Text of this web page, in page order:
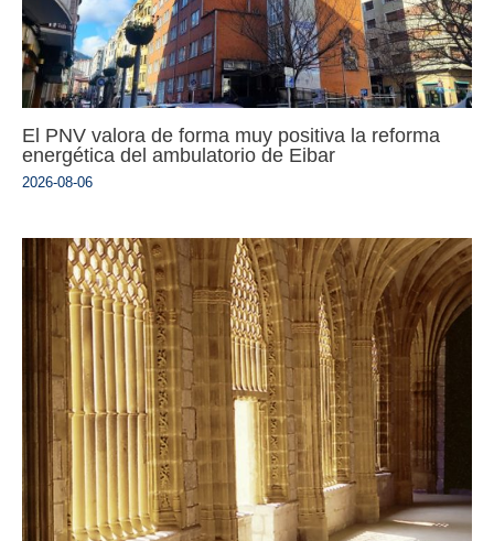
El PNV valora de forma muy positiva la reforma
energética del ambulatorio de Eibar
2026-08-06